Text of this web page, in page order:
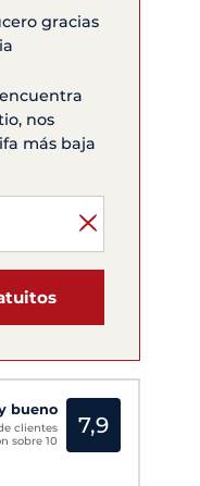
gracias
nos
más baja
bueno
clientes
sobre 10
7,9